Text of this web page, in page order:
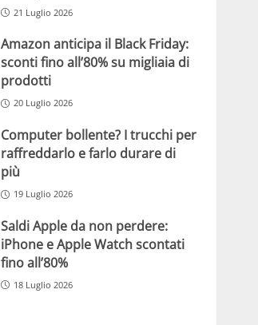
21 Luglio 2026
Amazon anticipa il Black Friday:
sconti fino all’80% su migliaia di
prodotti
20 Luglio 2026
Computer bollente? I trucchi per
raffreddarlo e farlo durare di
più
19 Luglio 2026
Saldi Apple da non perdere:
iPhone e Apple Watch scontati
fino all’80%
18 Luglio 2026